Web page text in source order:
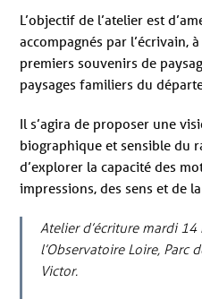
L’objectif de l’atelier est
accompagnés par l’écrivain,
premiers souvenirs de
paysages familiers du
Il s’agira de proposer une
biographique et sensible du
d’explorer la capacité des
impressions, des sens et de
Atelier d’écriture mardi
l’Observatoire Loire, Parc
Victor.